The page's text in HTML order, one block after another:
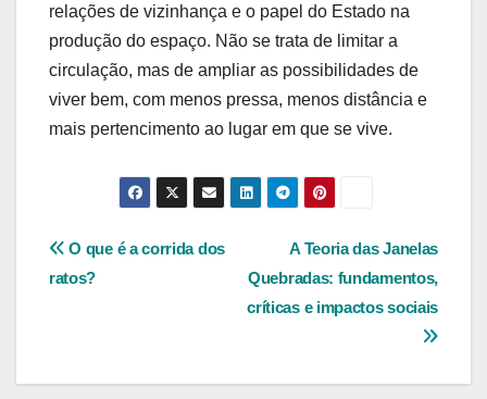
relações de vizinhança e o papel do Estado na
produção do espaço. Não se trata de limitar a
circulação, mas de ampliar as possibilidades de
viver bem, com menos pressa, menos distância e
mais pertencimento ao lugar em que se vive.
Navegação
A Teoria das Janelas
Quebradas: fundamentos,
críticas e impactos sociais
O que é a corrida dos
ratos?